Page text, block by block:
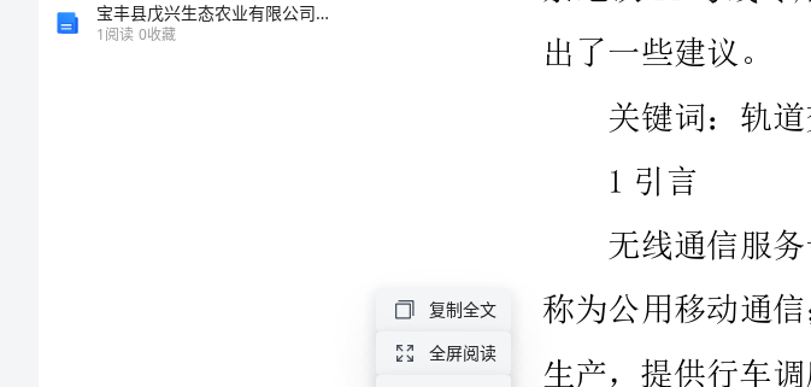
宝丰县戊兴生态农业有限公司介绍企业发展分析报告
1阅读 0收藏
2专用无线调度系统功能
复制全文
全屏阅读